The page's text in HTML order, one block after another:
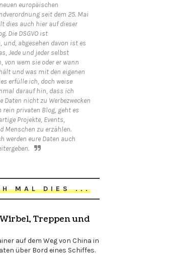
europäischen
seit dem 25. Mai
dies auch hier auf dieser
Die DSGVO ist
abgesehen davon ist es
Jede und jeder selbst
von wem sie oder er wann
und was mit den eigenen
erfülle ich, doch weise
darauf hin, dass ich
Daten nicht zu Werbezwecken
rein privaten Blog, geht es
Projekte, Events,
Menschen zu erzählen.
werden eure Daten auch
MAL DIES ...
Treppen und
auf dem Weg von China in
über Bord eines Schiffes.